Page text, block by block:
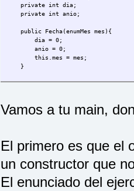
private int dia;
private int anio;
public Fecha(enumMes mes){
dia = 0;
anio = 0;
this.mes = mes;
}
public Fecha(int dia, enumMes
this.anio = anio;
return dia;
}
public void setDia(int dia){
}
Vamos a tu main,
El primero es que el
un constructor que
El enunciado del